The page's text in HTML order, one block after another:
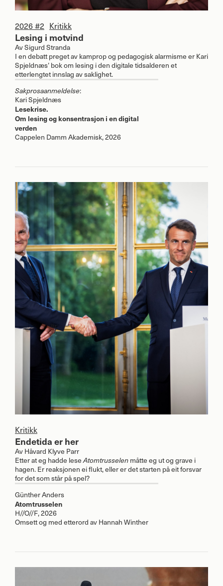
2026 #2 Kritikk
Lesing i motvind
AvSigurd Stranda
I en debatt preget av kamprop og pedagogisk alarmisme er Kari
Spjeldnæs’ bok om lesing i den digitale tidsalderen et
etterlengtet innslag av saklighet.
Sakprosaanmeldelse:
Kari Spjeldnæs
Lesekrise.
Om lesing og konsentrasjon i en digital
verden
Cappelen Damm Akademisk, 2026
Kritikk
Endetida er her
Av Håvard Klyve Parr
Etter at eg hadde leseAtomtrusselen måtte eg ut og grave i
hagen. Er reaksjonen ei flukt, eller er det starten på eit forsvar
for det som står på spel?
Günther Anders
Atomtrusselen
H//O//F, 2026
Omsett og med etterord av Hannah Winther